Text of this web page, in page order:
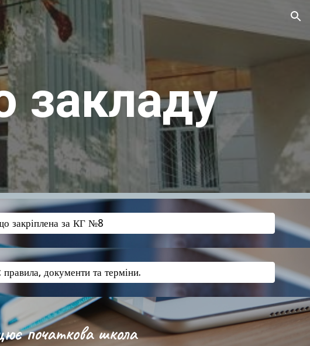
to navigation
закладу
закріплена за КГ №8
документи та терміни.
початкова школа